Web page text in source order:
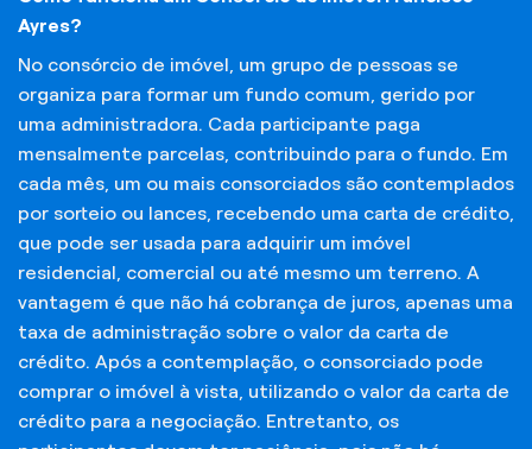
Ayres?
No consórcio de imóvel, um grupo de pessoas se
organiza para formar um fundo comum, gerido por
uma administradora. Cada participante paga
mensalmente parcelas, contribuindo para o fundo. Em
cada mês, um ou mais consorciados são contemplados
por sorteio ou lances, recebendo uma carta de crédito,
que pode ser usada para adquirir um imóvel
residencial, comercial ou até mesmo um terreno. A
vantagem é que não há cobrança de juros, apenas uma
taxa de administração sobre o valor da carta de
crédito. Após a contemplação, o consorciado pode
comprar o imóvel à vista, utilizando o valor da carta de
crédito para a negociação. Entretanto, os